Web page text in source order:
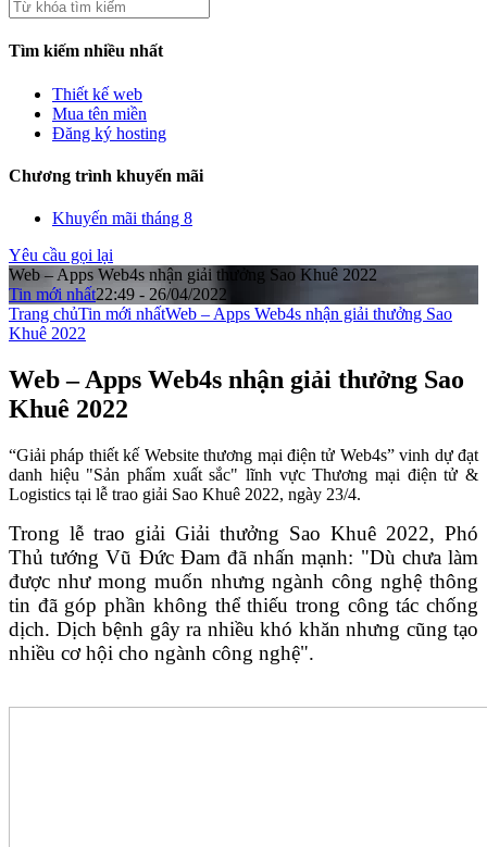
Tìm kiếm nhiều nhất
Thiết kế web
Mua tên miền
Đăng ký hosting
Chương trình khuyến mãi
Khuyến mãi tháng 8
Yêu cầu gọi lại
Web – Apps Web4s nhận giải thưởng Sao Khuê 2022
Tin mới nhất22:49 - 26/04/2022
Trang chủTin mới nhấtWeb – Apps Web4s nhận giải thưởng Sao
Khuê 2022
Web – Apps Web4s nhận giải thưởng Sao
Khuê 2022
“Giải pháp thiết kế Website thương mại điện tử Web4s” vinh dự đạt
danh hiệu "Sản phẩm xuất sắc" lĩnh vực Thương mại điện tử &
Logistics tại lễ trao giải Sao Khuê 2022, ngày 23/4.
Trong lễ trao giải Giải thưởng Sao Khuê 2022, Phó
Thủ tướng Vũ Đức Đam đã nhấn mạnh: "Dù chưa làm
được như mong muốn nhưng ngành công nghệ thông
tin đã góp phần không thể thiếu trong công tác chống
dịch. Dịch bệnh gây ra nhiều khó khăn nhưng cũng tạo
nhiều cơ hội cho ngành công nghệ".